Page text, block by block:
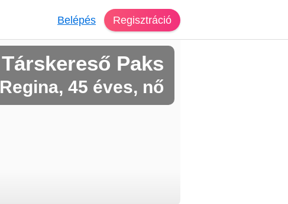
Belépés Regisztráció
Társkereső Paks
Regina, 45 éves, nő